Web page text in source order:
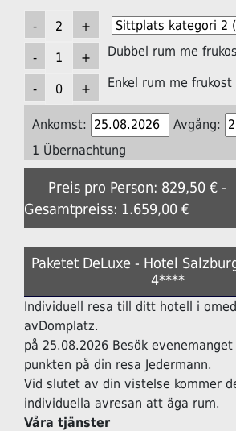
Dubbel rum me
Enkel rum me frukost
Ankomst:
Avgång:
1 Übernachtung
Preis pro Person: 829,50 € -
Gesamtpreiss: 1.659,00 €
Paketet DeLuxe - Hotel
4****
Individuell resa till ditt hotell i
avDomplatz.
på 25.08.2026 Besök
punkten på din resa Jedermann.
Vid slutet av din vistelse kommer
individuella avresan att äga rum.
Våra tjänster